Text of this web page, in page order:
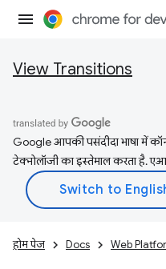
View Transitions
Google आपकी पसंदीदा भाषा में
टेक्नोलॉजी का इस्तेमाल करता है.
होम पेज Docs Web